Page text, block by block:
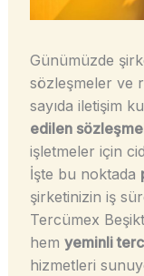
Günümüzde
sözleşmeler ve
sayıda iletişim
edilen
işletmeler için
İşte bu noktada
şirketinizin iş
Tercümex
hem yeminli
hizmetleri